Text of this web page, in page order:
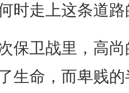
走上这条道路
卫战里，高尚
生命，而卑贱